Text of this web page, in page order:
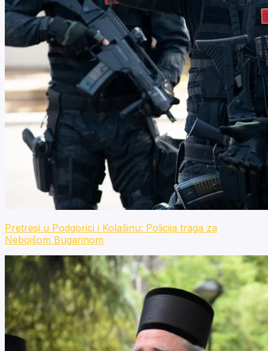
Pretresi u Podgorici i Kolašinu: Policija traga za
Nebojšom Bugarinom